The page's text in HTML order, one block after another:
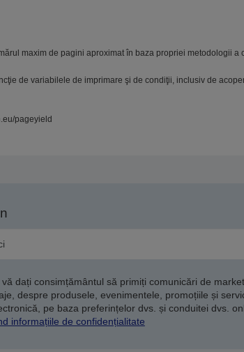
maxim de pagini aproximat în baza propriei metodologii a
de variabilele de imprimare şi de condiţii, inclusiv de
pageyield
dați consimțământul să primiți comunicări de
despre produsele, evenimentele, promoțiile și
pe baza preferințelor dvs. și conduitei dvs.
informațiile de confidențialitate